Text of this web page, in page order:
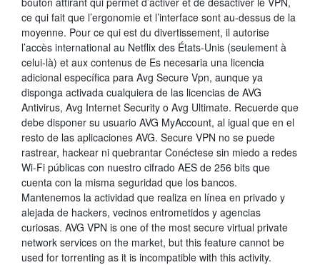
ce qui fait que l’ergonomie et l’interface sont au-dessus de la
moyenne. Pour ce qui est du divertissement, il autorise
l’accès international au Netflix des États-Unis (seulement à
celui-là) et aux contenus de Es necesaria una licencia
adicional específica para Avg Secure Vpn, aunque ya
disponga activada cualquiera de las licencias de AVG
Antivirus, Avg Internet Security o Avg Ultimate. Recuerde que
debe disponer su usuario AVG MyAccount, al igual que en el
resto de las aplicaciones AVG. Secure VPN no se puede
rastrear, hackear ni quebrantar Conéctese sin miedo a redes
Wi-Fi públicas con nuestro cifrado AES de 256 bits que
cuenta con la misma seguridad que los bancos.
Mantenemos la actividad que realiza en línea en privado y
alejada de hackers, vecinos entrometidos y agencias
curiosas. AVG VPN is one of the most secure virtual private
network services on the market, but this feature cannot be
used for torrenting as it is incompatible with this activity.